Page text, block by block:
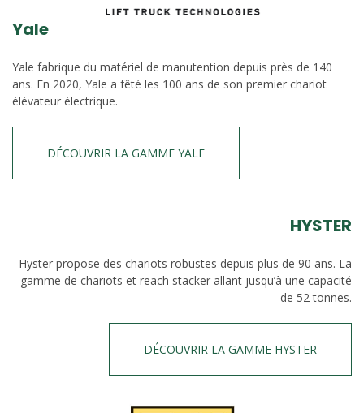
Yale
Yale fabrique du matériel de manutention depuis près de 140
ans. En 2020, Yale a fêté les 100 ans de son premier chariot
élévateur électrique.
DÉCOUVRIR LA GAMME YALE
HYSTER
Hyster propose des chariots robustes depuis plus de 90 ans. La
gamme de chariots et reach stacker allant jusqu’à une capacité
de 52 tonnes.
DÉCOUVRIR LA GAMME HYSTER